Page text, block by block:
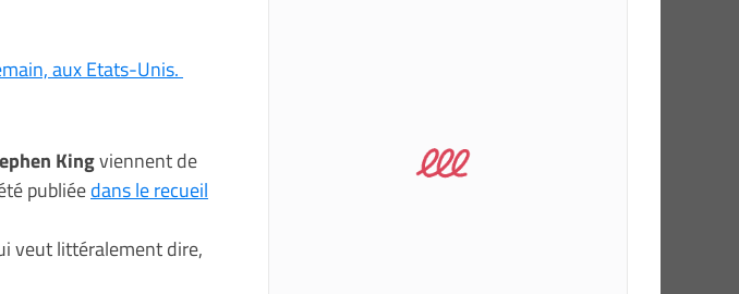
aux Etats-Unis.
Kingviennent de
publiéedans le recueil
veut littéralement dire,